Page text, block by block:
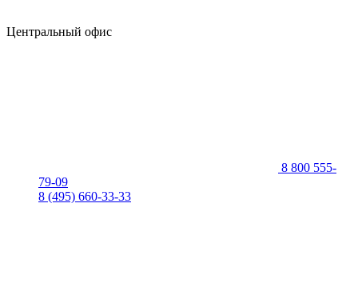
Центральный офис
8 800 555-
79-09
8 (495) 660-33-33